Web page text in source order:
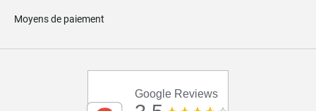
Moyens de paiement
Google Reviews